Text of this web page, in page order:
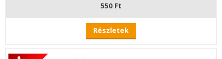
550 Ft
Részletek